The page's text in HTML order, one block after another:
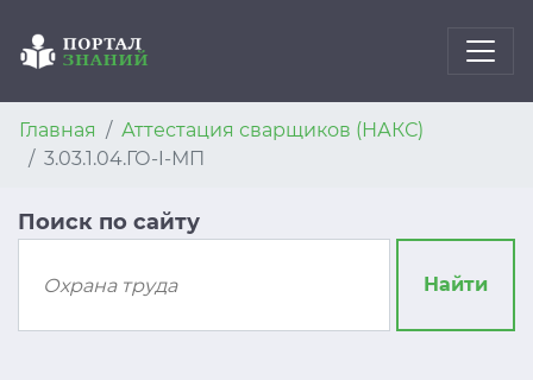
Главная
Аттестация сварщиков (НАКС)
3.03.1.04.ГО-I-МП
Поиск по сайту
Найти